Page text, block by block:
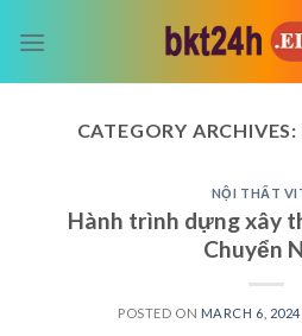
CATEGORY ARCHIVES:
NỘI THẤT
Hành trình dựng xây
Chuyển
POSTED ON MARCH 6, 2024